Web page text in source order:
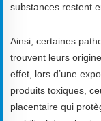
substances restent
Ainsi, certaines
trouvent leurs
effet, lors d’une
produits toxiques,
placentaire qui